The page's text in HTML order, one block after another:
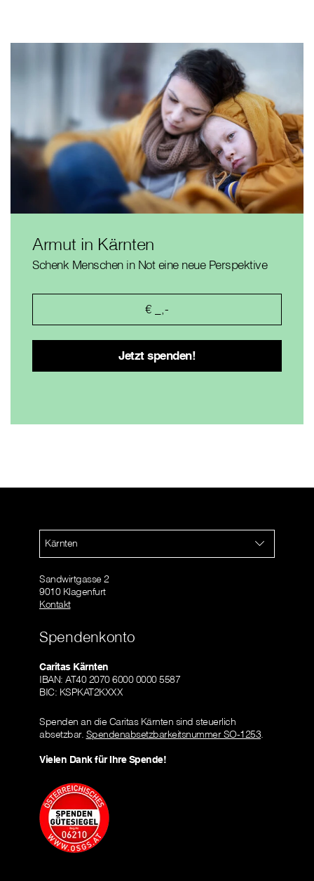
Armut in Kärnten
Schenk Menschen in Not eine neue Perspektive
Kärnten
Sandwirtgasse 2
9010 Klagenfurt
Kontakt
Spendenkonto
Caritas Kärnten
IBAN: AT40 2070 6000 0000 5587
BIC: KSPKAT2KXXX
Spenden an die Caritas Kärnten sind steuerlich
absetzbar. Spendenabsetzbarkeitsnummer SO-1253.
Vielen Dank für Ihre Spende!